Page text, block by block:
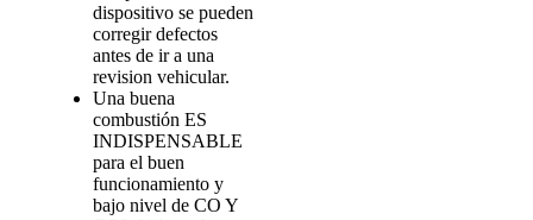
dispositivo se pueden
corregir defectos
antes de ir a una
revision vehicular.
Una buena
combustión ES
INDISPENSABLE
para el buen
funcionamiento y
bajo nivel de CO Y